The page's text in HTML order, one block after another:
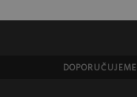
DOPORUČUJEME